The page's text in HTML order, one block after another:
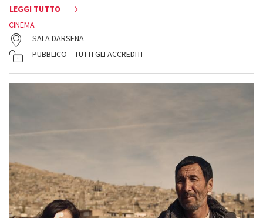
LEGGI TUTTO
CINEMA
SALA DARSENA
PUBBLICO – TUTTI GLI ACCREDITI